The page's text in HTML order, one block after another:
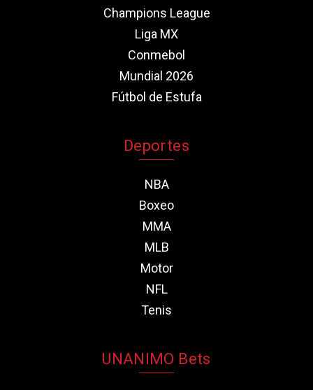
Champions League
Liga MX
Conmebol
Mundial 2026
Fútbol de Estufa
Deportes
NBA
Boxeo
MMA
MLB
Motor
NFL
Tenis
UNANIMO Bets